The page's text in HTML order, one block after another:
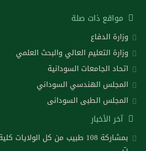
مواقع ذات صلة
وزارة الدفاع
وزارة التعليم العالي والبحث العلمي
اتحاد الجامعات السودانية
المجلس الهندسي السوداني
المجلس الطبى السودانى
آخر الأخبار
بمشاركة 108 طبيب من كل